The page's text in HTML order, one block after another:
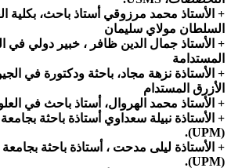
+ الأستاذ محمد مرزوقي أستاذ باحث، بكلية
السلطان مولاي سليمان
+ الأستاذ جمال الدين ظافر ، خبير دولي في
المستدامة
+ الأستاذة نزهة مجاد، باحثة ودكتورة في
الأزرق المستدام
+ الأستاذ محمد الهروال، أستاذ باحث في
+ الأستاذة نبيلة سعداوي أستاذة باحثة
(UPM).
+ الأستاذة ليلى مدحت ، أستاذة باحثة
(UPM).